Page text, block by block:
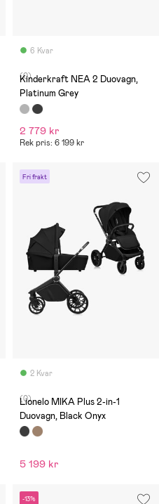
6 Kvar
(0)
Kinderkraft NEA 2 Duovagn,
Platinum Grey
2 779 kr
Rek pris: 6 199 kr
Fri frakt
2 Kvar
(0)
Lionelo MIKA Plus 2-in-1
Duovagn, Black Onyx
5 199 kr
-13%